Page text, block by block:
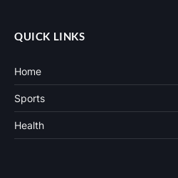
QUICK LINKS
Home
Sports
Health